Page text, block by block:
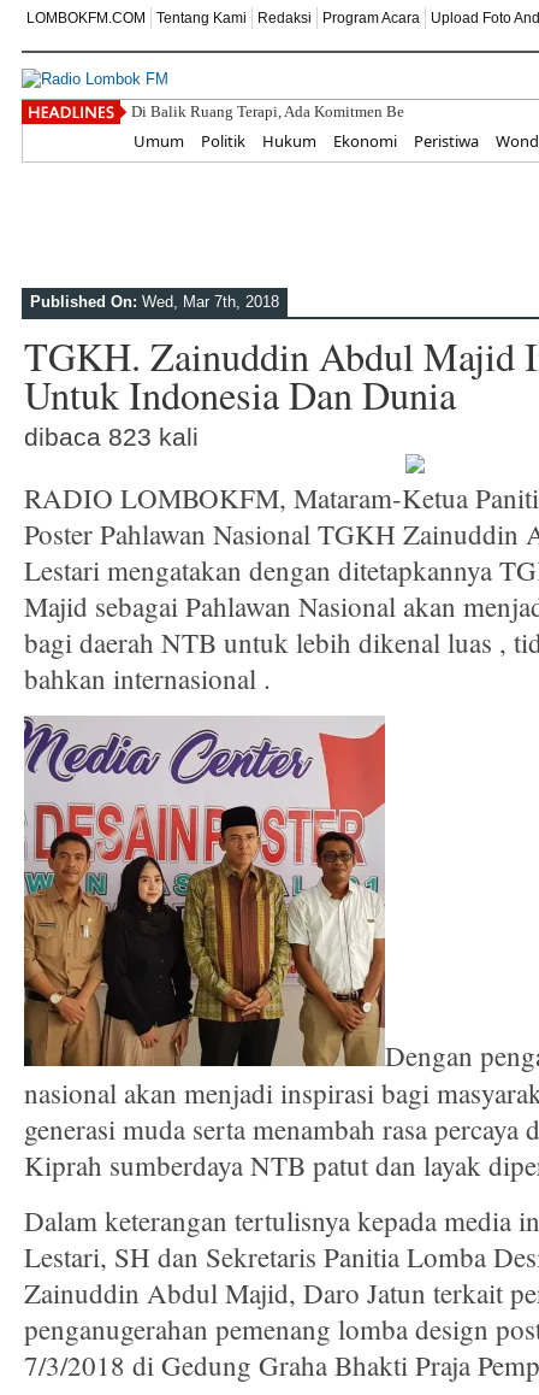
LOMBOKFM.COM Tentang Kami Redaksi Program Acara Upload Foto
Di Balik Ruang Terapi, Ada Komitmen Besar SEKOLAH
Umum Politik Hukum Ekonomi Peristiwa
Published On: Wed, Mar 7th, 2018
TGKH. Zainuddin Abdul Majid
Untuk Indonesia Dan Dunia
dibaca 823 kali
RADIO LOMBOKFM, Mataram-Ketua
Poster Pahlawan Nasional TGKH Zainuddin
Lestari mengatakan dengan ditetapkannya
Majid sebagai Pahlawan Nasional akan
bagi daerah NTB untuk lebih dikenal luas ,
bahkan internasional .
Dengan
nasional akan menjadi inspirasi bagi masyar
generasi muda serta menambah rasa
Kiprah sumberdaya NTB patut dan layak
Dalam keterangan tertulisnya kepada media
Lestari, SH dan Sekretaris Panitia Lomba
Zainuddin Abdul Majid, Daro Jatun terkait
penganugerahan pemenang lomba design
7/3/2018 di Gedung Graha Bhakti Praja